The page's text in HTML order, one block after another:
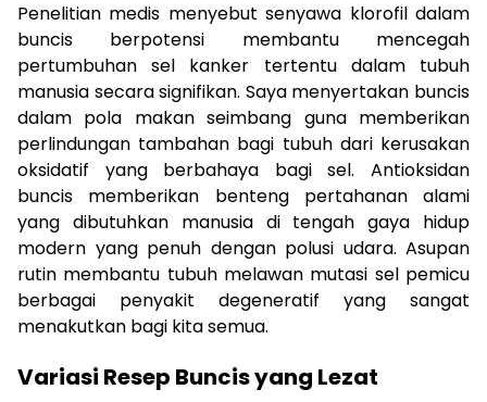
Penelitian medis menyebut senyawa klorofil dalam
buncis berpotensi membantu mencegah
pertumbuhan sel kanker tertentu dalam tubuh
manusia secara signifikan. Saya menyertakan buncis
dalam pola makan seimbang guna memberikan
perlindungan tambahan bagi tubuh dari kerusakan
oksidatif yang berbahaya bagi sel. Antioksidan
buncis memberikan benteng pertahanan alami
yang dibutuhkan manusia di tengah gaya hidup
modern yang penuh dengan polusi udara. Asupan
rutin membantu tubuh melawan mutasi sel pemicu
berbagai penyakit degeneratif yang sangat
menakutkan bagi kita semua.
Variasi Resep Buncis yang Lezat